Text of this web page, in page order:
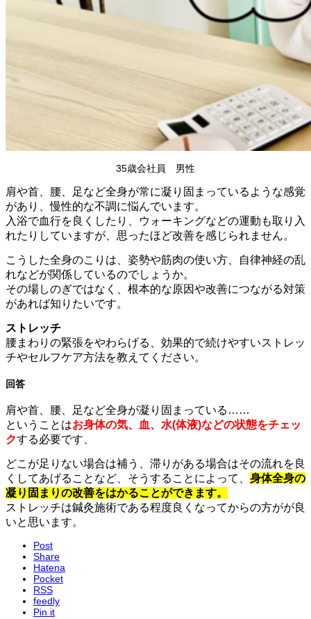
35歳会社員 男性
肩や首、腰、足など全身が常に凝り固まっているような感覚
があり、慢性的な不調に悩んでいます。
入浴で血行を良くしたり、ウォーキングなどの運動も取り入
れたりしていますが、思ったほど改善を感じられません。
こうした全身のこりは、姿勢や筋肉の使い方、自律神経の乱
れなどが関係しているのでしょうか。
その場しのぎではなく、根本的な原因や改善につながる対策
があれば知りたいです。
ストレッチ
腰まわりの緊張をやわらげる、効果的で続けやすいストレッ
チやセルフケア方法を教えてください。
回答
肩や首、腰、足など全身が凝り固まっている……
ということはお身体の気、血、水(体液)などの状態をチェッ
クする必要です、
どこが足りない場合は補う、滞りがある場合はその流れを良
くしてあげることなど、そうすることによって、 身体全身の
凝り固まりの改善をはかることができます。
ストレッチは鍼灸施術である程度良くなってからの方がが良
いと思います。
Post
Share
Hatena
Pocket
RSS
feedly
Pin it